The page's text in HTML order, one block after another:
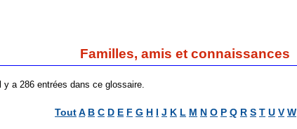
Familles, amis et connaissances
Il y a 286 entrées dans ce glossaire.
ToutA B C D E F G H I J K L M N O P Q R S T U V W